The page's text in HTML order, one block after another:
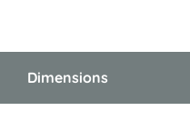
Dimensions